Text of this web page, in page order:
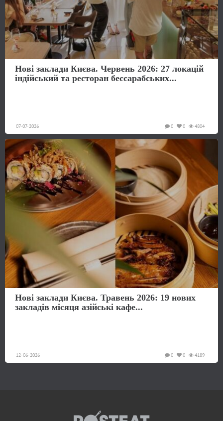
Нові заклади Києва. Червень 2026: 27 локацій
індійський та ресторан бессарабських...
07-07-2026 4804
0
0
Нові заклади Києва. Травень 2026: 19 нових
закладів місяця азійські кафе...
12-06-2026 4189
0
0